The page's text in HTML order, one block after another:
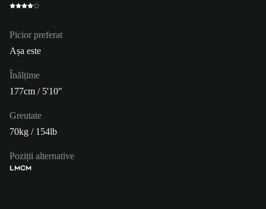
Picior preferat
Așa este
Înălțime
177cm / 5'10"
Greutate
70kg / 154lb
Poziții alternative
LMCM